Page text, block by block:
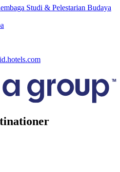
Studi & Pelestarian Budaya